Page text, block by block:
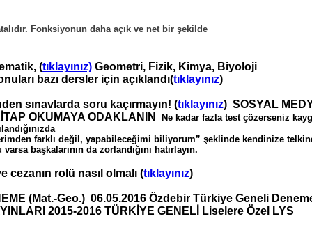
Fonksiyonun daha açık ve net bir şekilde
(tıklayınız)Geometri, Fizik, Kimya, Biyoloji
bazı dersler için açıklandı(tıklayınız)
sınavlarda soru kaçırmayın! (tıklayınız) SOSYAL
OKUMAYA ODAKLANIN
Ne kadar fazla test çözerseniz
farklı değil, yapabileceğimi biliyorum” şeklinde kendinize
başkalarının da zorlandığını hatırlayın.
cezanın rolü nasıl olmalı (tıklayınız)
(Mat.-Geo.) 06.05.2016 Özdebir Türkiye Geneli
2015-2016 TÜRKİYE GENELİ Liselere Özel LYS